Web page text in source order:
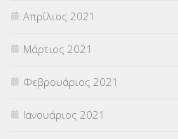
Απρίλιος 2021
Μάρτιος 2021
Φεβρουάριος 2021
Ιανουάριος 2021